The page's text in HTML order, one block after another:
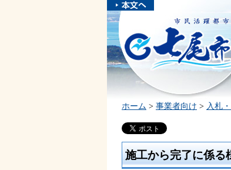
本文へスキ
ップしま
す。
市民活躍都市 七尾市
ホーム > 事業者向け > 入札
施工から完了に係る